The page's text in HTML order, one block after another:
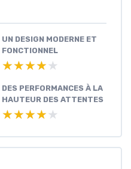
UN DESIGN MODERNE ET
FONCTIONNEL
★★★★★
★★★★★
DES PERFORMANCES À LA
HAUTEUR DES ATTENTES
★★★★★
★★★★★